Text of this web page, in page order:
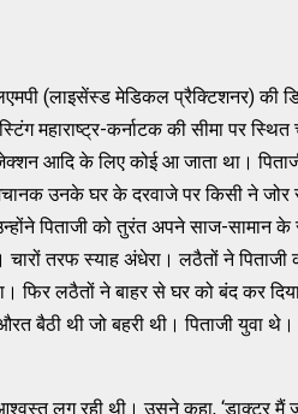
(लाइसेंस्ड मेडिकल प्रैक्टिशनर) की
महाराष्ट्र-कर्नाटक की सीमा पर
आदि के लिए कोई आ जाता था।
उनके घर के दरवाजे पर किसी ने
पिताजी को तुरंत अपने साज-सामान
तरफ स्याह अंधेरा। लठैतों ने
फिर लठैतों ने बाहर से घर को बंद कर
बैठी थी जो बहरी थी। पिताजी युवा थे।
लग रही थी। उसने कहा, ‘डाक्टर मैं